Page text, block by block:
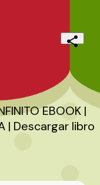
EBOOK |
| Descargar libro